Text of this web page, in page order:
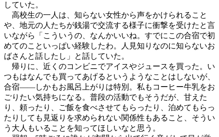
していた。
高校生の一人は、知らない女性から声をかけられること
や、地元の人たちが銭湯で交流する様子に衝撃を受けたと言
いながら「こういうの、なんかいいね。すでにこの合宿で初
めてのこといっぱい経験したわ。人見知りなのに知らないお
ばさんと話したし」と話していた。
帰りに、近くのコンビニでアイスやジュースを買った。い
つもはなんでも買ってあげるというようなことはしないが、
合宿――しかもお風呂上がりは特別。私もコーヒー牛乳をお
ごりたい気持ちになる。普段の活動でもそうだが、甘えた
り、頼ったり、ご飯を食べさせてもらったり、泊めてもらっ
たりしても見返りを求められない関係性もあること、そうい
う大人もいることを知ってほしいなと思う。